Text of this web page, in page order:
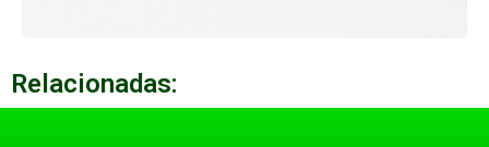
Relacionadas: